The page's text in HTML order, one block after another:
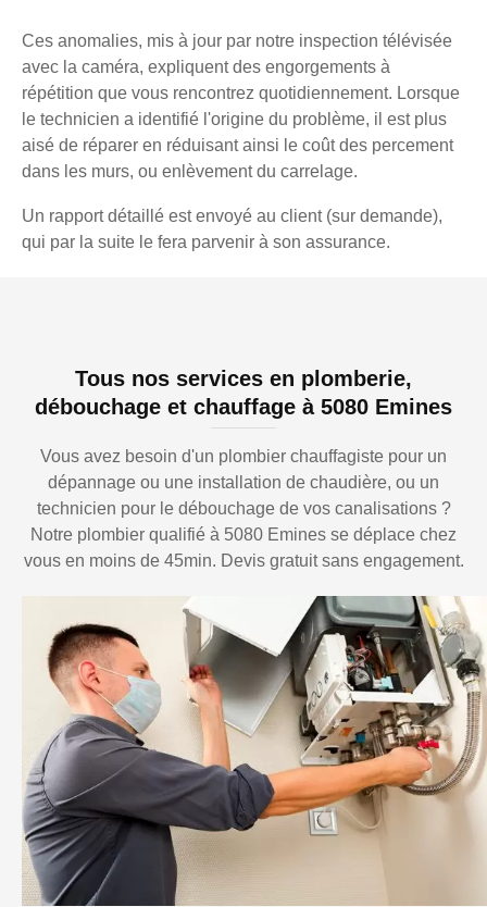
Ces anomalies, mis à jour par notre inspection télévisée
avec la caméra, expliquent des engorgements à
répétition que vous rencontrez quotidiennement. Lorsque
le technicien a identifié l'origine du problème, il est plus
aisé de réparer en réduisant ainsi le coût des percement
dans les murs, ou enlèvement du carrelage.
Un rapport détaillé est envoyé au client (sur demande),
qui par la suite le fera parvenir à son assurance.
Tous nos services en plomberie,
débouchage et chauffage à 5080 Emines
Vous avez besoin d'un plombier chauffagiste pour un
dépannage ou une installation de chaudière, ou un
technicien pour le débouchage de vos canalisations ?
Notre plombier qualifié à 5080 Emines se déplace chez
vous en moins de 45min. Devis gratuit sans engagement.